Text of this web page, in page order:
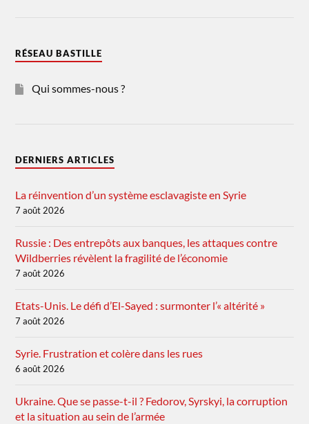
RÉSEAU BASTILLE
Qui sommes-nous ?
DERNIERS ARTICLES
La réinvention d’un système esclavagiste en Syrie
7 août 2026
Russie : Des entrepôts aux banques, les attaques contre
Wildberries révèlent la fragilité de l’économie
7 août 2026
Etats-Unis. Le défi d’El-Sayed : surmonter l’« altérité »
7 août 2026
Syrie. Frustration et colère dans les rues
6 août 2026
Ukraine. Que se passe-t-il ? Fedorov, Syrskyi, la corruption
et la situation au sein de l’armée